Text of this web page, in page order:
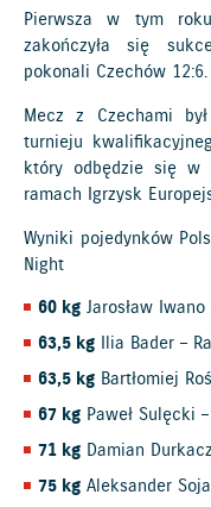
Pierwsza w tym
zakończyła się
pokonali Czechów 12:6.
Mecz z Czechami
turnieju
który odbędzie się
ramach Igrzysk
Wyniki pojedynków
Night
60 kg Jarosław
63,5 kg Ilia Bader –
63,5 kg Bartłomiej
67 kg Paweł Sulęcki
71 kg Damian
75 kg Aleksander